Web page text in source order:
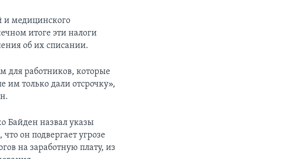
и медицинского
итоге эти налоги
об их списании.
для работников, которые
им только дали отсрочку»,
Байден назвал указы
он подвергает угрозе
на заработную плату, из